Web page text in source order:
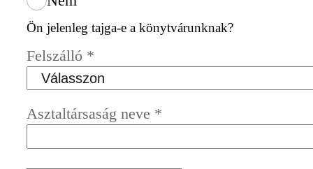
Ön jelenleg tajga-e a könytvárunknak?
Felszálló *
Asztaltársaság neve *